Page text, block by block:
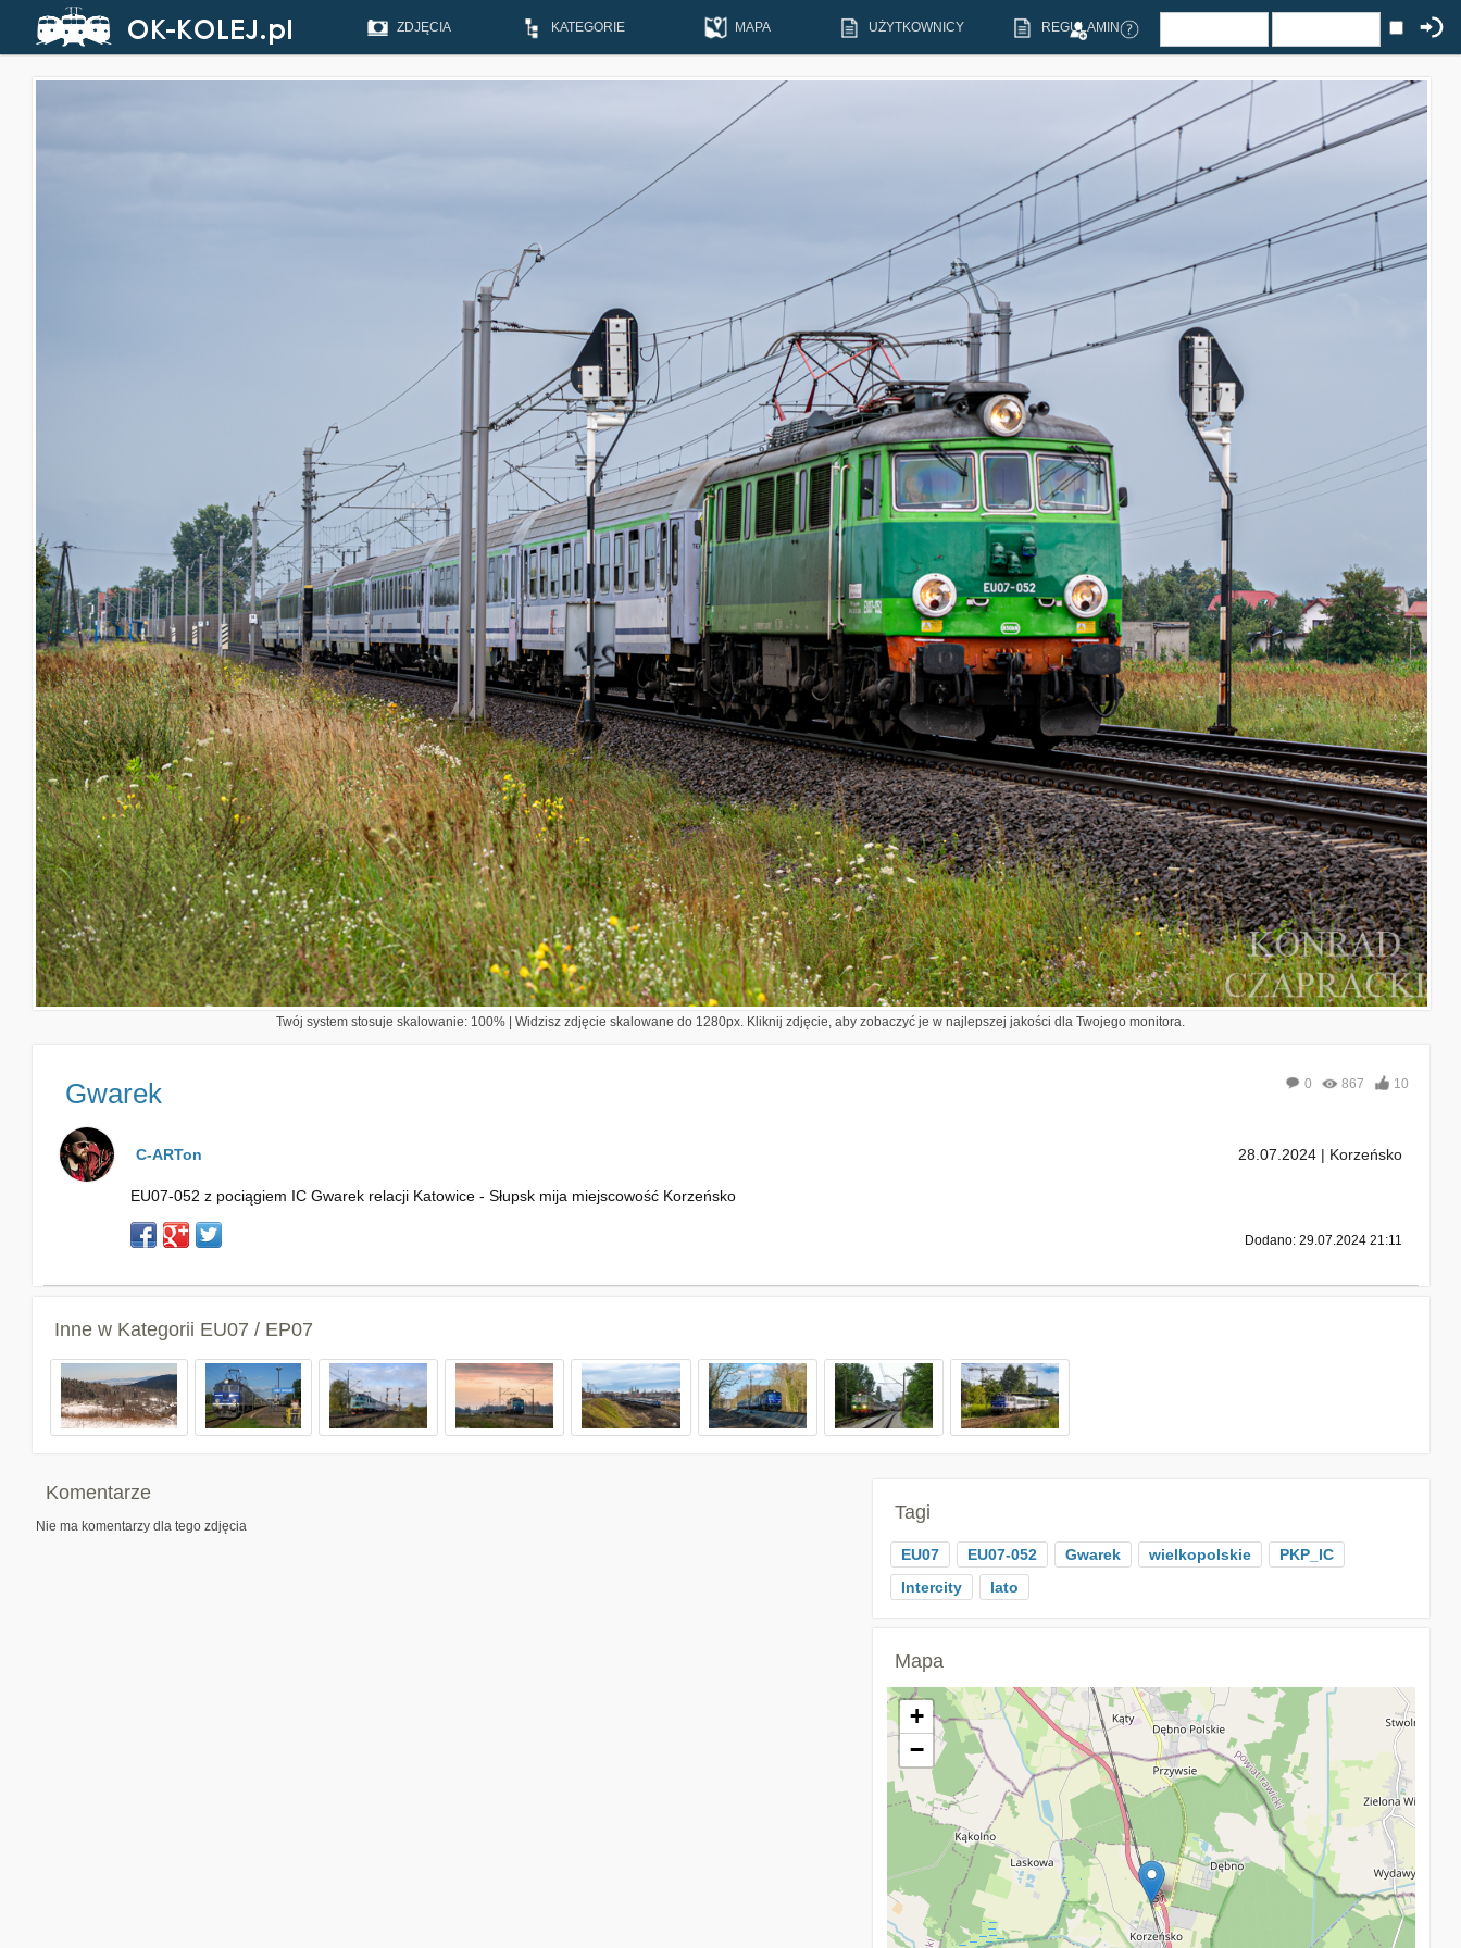
ZDJĘCIA KATEGORIE MAPA UŻYTKOWNICY REGULAMIN
Twój system stosuje skalowanie: 100% | Widzisz zdjęcie skalowane do 1280px. Kliknij zdjęcie, aby zobaczyć je w najlepszej jakości dla Twojego monitora.
Gwarek 0 867 10
C-ARTon 28.07.2024 | Korzeńsko
EU07-052 z pociągiem IC Gwarek relacji Katowice - Słupsk mija miejscowość Korzeńsko
Dodano: 29.07.2024 21:11
Inne w Kategorii EU07 / EP07
Komentarze
Nie ma komentarzy dla tego zdjęcia
Tagi
EU07 EU07-052 Gwarek wielkopolskie
PKP_IC
Intercity
lato
Mapa
+
−